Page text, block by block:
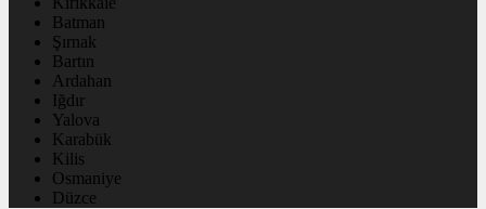
Batman
Şırnak
Bartın
Ardahan
Iğdır
Yalova
Karabük
Kilis
Osmaniye
Düzce